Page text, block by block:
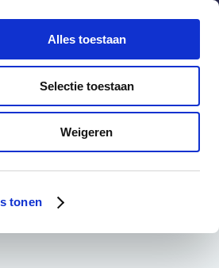
tonen
Alles toestaan
Selectie toestaan
Weigeren
webportaal